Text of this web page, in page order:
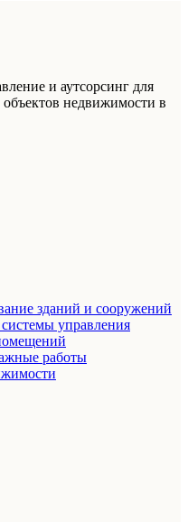
и аутсорсинг для
недвижимости в
зданий и сооружений
управления
работы